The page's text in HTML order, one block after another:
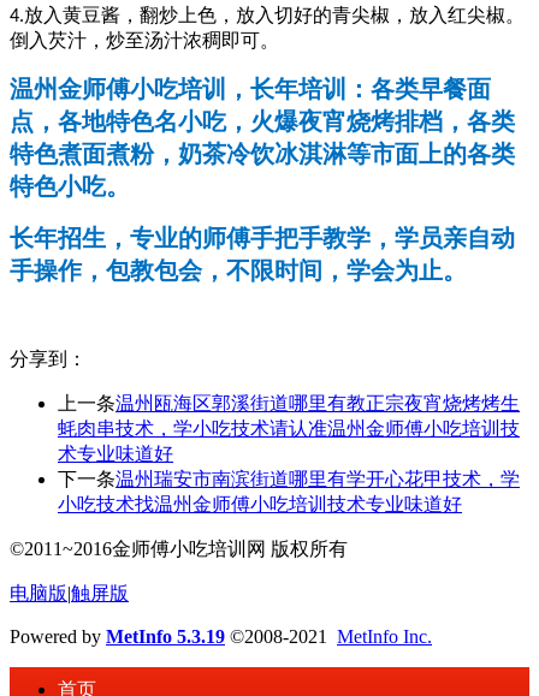
4.放入黄豆酱，翻炒上色，放入切好的青尖椒，放入红尖椒。
倒入芡汁，炒至汤汁浓稠即可。
温州金师傅小吃培训，长年培训：各类早餐面
点，各地特色名小吃，火爆夜宵烧烤排档，各类
特色煮面煮粉，奶茶冷饮冰淇淋等市面上的各类
特色小吃。
长年招生，专业的师傅手把手教学，学员亲自动
手操作，包教包会，不限时间，学会为止。
分享到：
上一条温州瓯海区郭溪街道哪里有教正宗夜宵烧烤烤生
蚝肉串技术，学小吃技术请认准温州金师傅小吃培训技
术专业味道好
下一条温州瑞安市南滨街道哪里有学开心花甲技术，学
小吃技术找温州金师傅小吃培训技术专业味道好
©2011~2016金师傅小吃培训网 版权所有
电脑版|触屏版
Powered by MetInfo 5.3.19 ©2008-2021 MetInfo Inc.
首页